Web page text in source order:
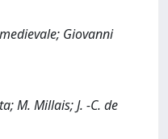
Giovanni
M. Millais; J. -C. de